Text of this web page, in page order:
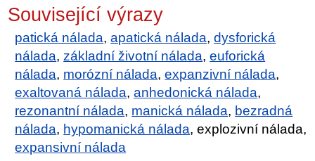
Související výrazy
patická nálada,apatická nálada,dysforická
nálada,základní životní nálada,euforická
nálada, morózní nálada,expanzivní nálada,
exaltovaná nálada,anhedonická nálada,
rezonantní nálada, manická nálada, bezradná
nálada, hypomanická nálada, explozivní nálada,
expansivní nálada